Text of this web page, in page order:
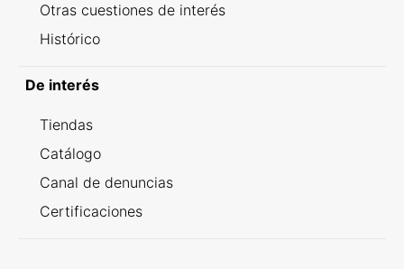
Otras cuestiones de interés
Histórico
De interés
Tiendas
Catálogo
Canal de denuncias
Certificaciones